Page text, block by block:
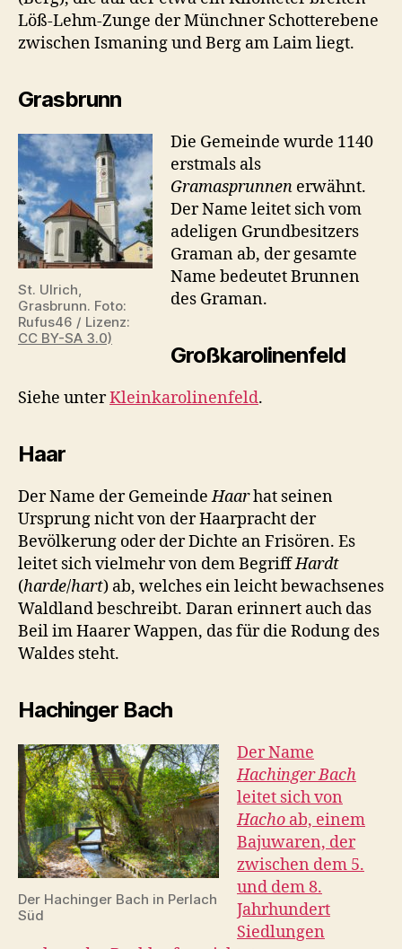
Löß-Lehm-Zunge der Münchner Schotterebene
zwischen Ismaning und Berg am Laim liegt.
Grasbrunn
St. Ulrich,
Grasbrunn. Foto:
Rufus46 / Lizenz:
CC BY-SA 3.0)
Die Gemeinde wurde 1140
erstmals als
Gramasprunnen erwähnt.
Der Name leitet sich vom
adeligen Grundbesitzers
Graman ab, der gesamte
Name bedeutet Brunnen
des Graman.
Großkarolinenfeld
Siehe unterKleinkarolinenfeld.
Haar
Der Name der GemeindeHaarhat seinen
Ursprung nicht von der Haarpracht der
Bevölkerung oder der Dichte an Frisören. Es
leitet sich vielmehr von dem BegriffHardt
(harde/hart) ab, welches ein leicht bewachsenes
Waldland beschreibt. Daran erinnert auch das
Beil im Haarer Wappen, das für die Rodung des
Waldes steht.
Hachinger Bach
Der Hachinger Bach in Perlach
Süd
Der Name
Hachinger Bach
leitet sich von
Hacho ab, einem
Bajuwaren, der
zwischen dem 5.
und dem 8.
Jahrhundert
Siedlungen